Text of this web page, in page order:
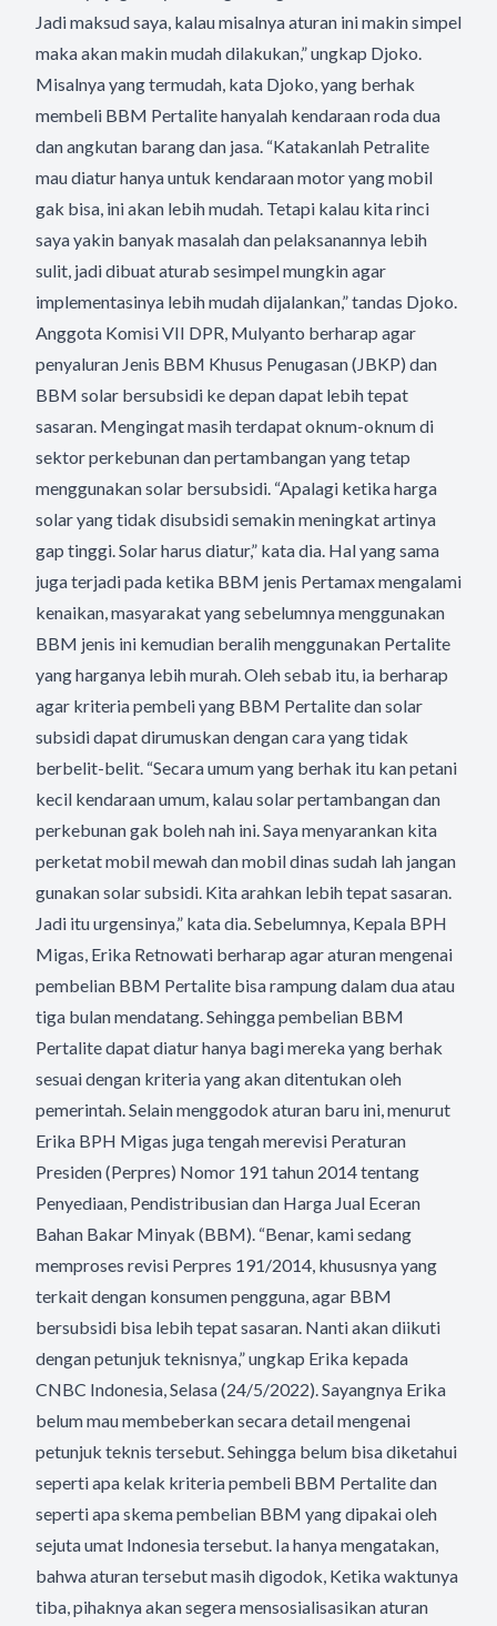
Jadi maksud saya, kalau misalnya aturan ini makin simpel
maka akan makin mudah dilakukan,” ungkap Djoko.
Misalnya yang termudah, kata Djoko, yang berhak
membeli BBM Pertalite hanyalah kendaraan roda dua
dan angkutan barang dan jasa. “Katakanlah Petralite
mau diatur hanya untuk kendaraan motor yang mobil
gak bisa, ini akan lebih mudah. Tetapi kalau kita rinci
saya yakin banyak masalah dan pelaksanannya lebih
sulit, jadi dibuat aturab sesimpel mungkin agar
implementasinya lebih mudah dijalankan,” tandas Djoko.
Anggota Komisi VII DPR, Mulyanto berharap agar
penyaluran Jenis BBM Khusus Penugasan (JBKP) dan
BBM solar bersubsidi ke depan dapat lebih tepat
sasaran. Mengingat masih terdapat oknum-oknum di
sektor perkebunan dan pertambangan yang tetap
menggunakan solar bersubsidi. “Apalagi ketika harga
solar yang tidak disubsidi semakin meningkat artinya
gap tinggi. Solar harus diatur,” kata dia. Hal yang sama
juga terjadi pada ketika BBM jenis Pertamax mengalami
kenaikan, masyarakat yang sebelumnya menggunakan
BBM jenis ini kemudian beralih menggunakan Pertalite
yang harganya lebih murah. Oleh sebab itu, ia berharap
agar kriteria pembeli yang BBM Pertalite dan solar
subsidi dapat dirumuskan dengan cara yang tidak
berbelit-belit. “Secara umum yang berhak itu kan petani
kecil kendaraan umum, kalau solar pertambangan dan
perkebunan gak boleh nah ini. Saya menyarankan kita
perketat mobil mewah dan mobil dinas sudah lah jangan
gunakan solar subsidi. Kita arahkan lebih tepat sasaran.
Jadi itu urgensinya,” kata dia. Sebelumnya, Kepala BPH
Migas, Erika Retnowati berharap agar aturan mengenai
pembelian BBM Pertalite bisa rampung dalam dua atau
tiga bulan mendatang. Sehingga pembelian BBM
Pertalite dapat diatur hanya bagi mereka yang berhak
sesuai dengan kriteria yang akan ditentukan oleh
pemerintah. Selain menggodok aturan baru ini, menurut
Erika BPH Migas juga tengah merevisi Peraturan
Presiden (Perpres) Nomor 191 tahun 2014 tentang
Penyediaan, Pendistribusian dan Harga Jual Eceran
Bahan Bakar Minyak (BBM). “Benar, kami sedang
memproses revisi Perpres 191/2014, khususnya yang
terkait dengan konsumen pengguna, agar BBM
bersubsidi bisa lebih tepat sasaran. Nanti akan diikuti
dengan petunjuk teknisnya,” ungkap Erika kepada
CNBC Indonesia, Selasa (24/5/2022). Sayangnya Erika
belum mau membeberkan secara detail mengenai
petunjuk teknis tersebut. Sehingga belum bisa diketahui
seperti apa kelak kriteria pembeli BBM Pertalite dan
seperti apa skema pembelian BBM yang dipakai oleh
sejuta umat Indonesia tersebut. Ia hanya mengatakan,
bahwa aturan tersebut masih digodok, Ketika waktunya
tiba, pihaknya akan segera mensosialisasikan aturan